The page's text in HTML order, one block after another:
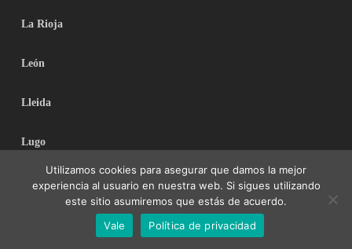
La Rioja
León
Lleida
Lugo
Madrid
Utilizamos cookies para asegurar que damos la mejor
experiencia al usuario en nuestra web. Si sigues utilizando
este sitio asumiremos que estás de acuerdo.
Vale
Política de privacidad